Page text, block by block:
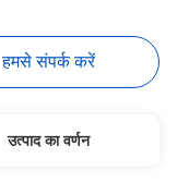
हमसे संपर्क करें
उत्पाद का वर्णन